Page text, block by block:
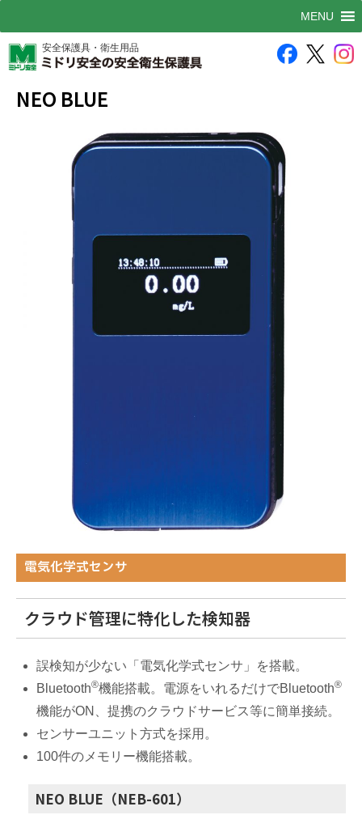
安全保護具・衛生用品
MENU
NEO BLUE
電気化学式センサ
クラウド管理に特化した検知器
誤検知が少ない「電気化学式センサ」を搭載。
Bluetooth®機能搭載。電源をいれるだけでBluetooth®
機能がON、提携のクラウドサービス等に簡単接続。
センサーユニット方式を採用。
100件のメモリー機能搭載。
NEO BLUE（NEB-601）